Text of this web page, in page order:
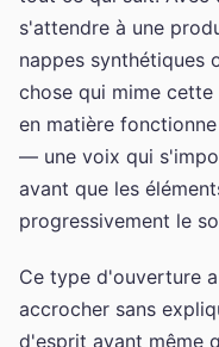
s'attendre à une
nappes synthétiques
chose qui mime
en matière
— une voix qui
avant que les
progressivement le
Ce type d'ouverture
accrocher sans
d'esprit avant même